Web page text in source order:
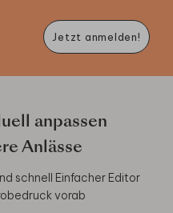
Jetzt anmelden!
anpassen
Anlässe
schnell Einfacher Editor
vorab